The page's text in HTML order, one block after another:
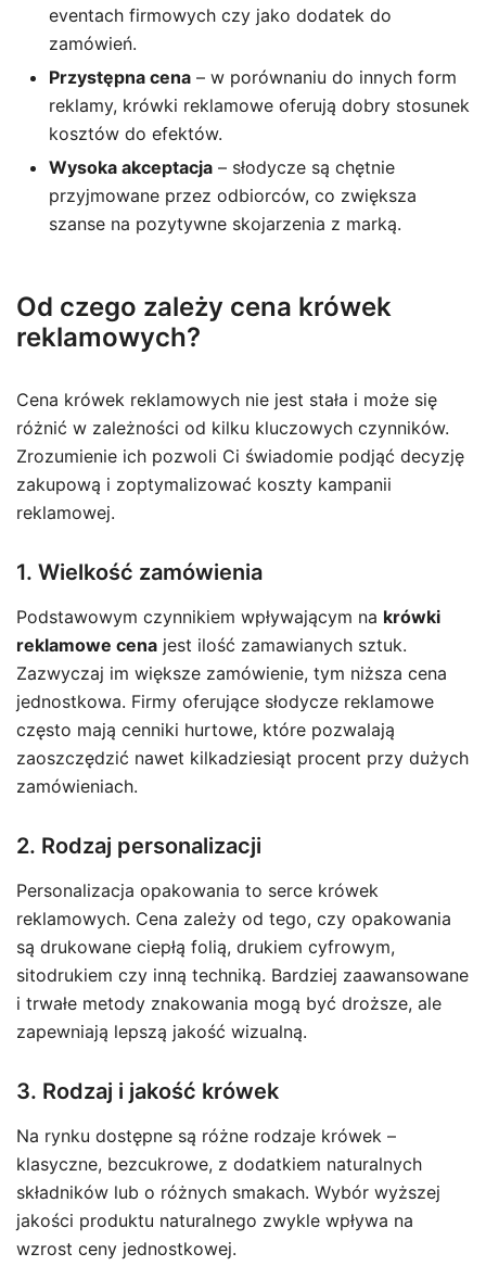
eventach firmowych czy jako dodatek do
zamówień.
Przystępna cena – w porównaniu do innych form
reklamy, krówki reklamowe oferują dobry stosunek
kosztów do efektów.
Wysoka akceptacja – słodycze są chętnie
przyjmowane przez odbiorców, co zwiększa
szanse na pozytywne skojarzenia z marką.
Od czego zależy cena krówek
reklamowych?
Cena krówek reklamowych nie jest stała i może się
różnić w zależności od kilku kluczowych czynników.
Zrozumienie ich pozwoli Ci świadomie podjąć decyzję
zakupową i zoptymalizować koszty kampanii
reklamowej.
1. Wielkość zamówienia
Podstawowym czynnikiem wpływającym na krówki
reklamowe cena jest ilość zamawianych sztuk.
Zazwyczaj im większe zamówienie, tym niższa cena
jednostkowa. Firmy oferujące słodycze reklamowe
często mają cenniki hurtowe, które pozwalają
zaoszczędzić nawet kilkadziesiąt procent przy dużych
zamówieniach.
2. Rodzaj personalizacji
Personalizacja opakowania to serce krówek
reklamowych. Cena zależy od tego, czy opakowania
są drukowane ciepłą folią, drukiem cyfrowym,
sitodrukiem czy inną techniką. Bardziej zaawansowane
i trwałe metody znakowania mogą być droższe, ale
zapewniają lepszą jakość wizualną.
3. Rodzaj i jakość krówek
Na rynku dostępne są różne rodzaje krówek –
klasyczne, bezcukrowe, z dodatkiem naturalnych
składników lub o różnych smakach. Wybór wyższej
jakości produktu naturalnego zwykle wpływa na
wzrost ceny jednostkowej.